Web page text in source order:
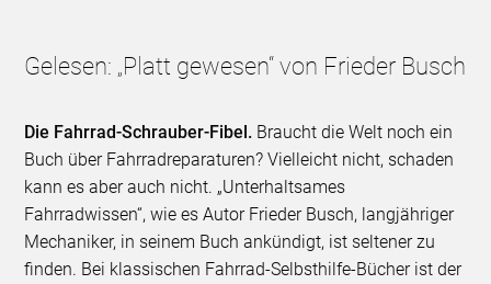
Gelesen: „Platt gewesen“ von Frieder Busch
Die Fahrrad-Schrauber-Fibel. Braucht die Welt noch ein
Buch über Fahrradreparaturen? Vielleicht nicht, schaden
kann es aber auch nicht. „Unterhaltsames
Fahrradwissen“, wie es Autor Frieder Busch, langjähriger
Mechaniker, in seinem Buch ankündigt, ist seltener zu
finden. Bei klassischen Fahrrad-Selbsthilfe-Bücher ist der